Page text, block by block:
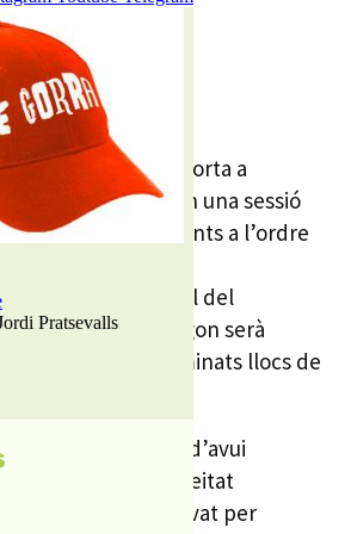
Pratsevalls
de PLF porta a
pel 2009 en una sessió
amb 2 únics punts a l’ordre
aprovació inicial del
exercici. El segon serà
de determinats llocs de
el govern al ple d’avui
de quasi la meitat
el pressupost aprovat per